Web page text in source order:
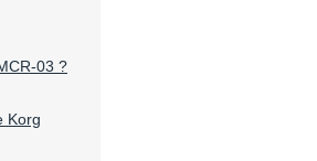
03 ?
Korg